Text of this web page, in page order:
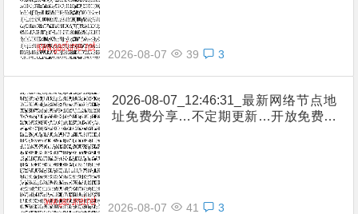
2026-08-07 39 3
2026-08-07_12:46:31_最新网络节点地
址免费分享…不定期更新…开放免费分
2026-08-07 41 3